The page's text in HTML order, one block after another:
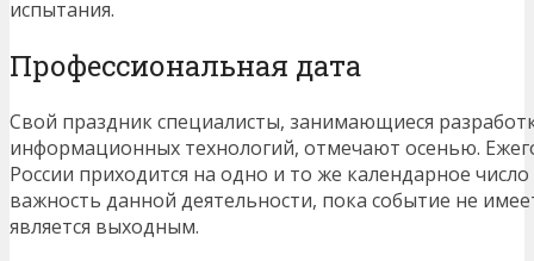
испытания.
Профессиональная дата
Свой праздник специалисты, занимающиеся
информационных технологий, отмечают осенью.
России приходится на одно и то же календарное
важность данной деятельности, пока событие не
является выходным.